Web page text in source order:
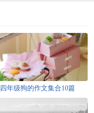
四年级狗的作文集合10篇